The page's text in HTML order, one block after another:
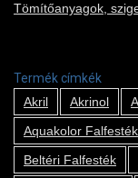
Tömítőanyagok,
Termék címkék
Akril
Akrinol
Aquakolor Falfesték
Beltéri Falfesték